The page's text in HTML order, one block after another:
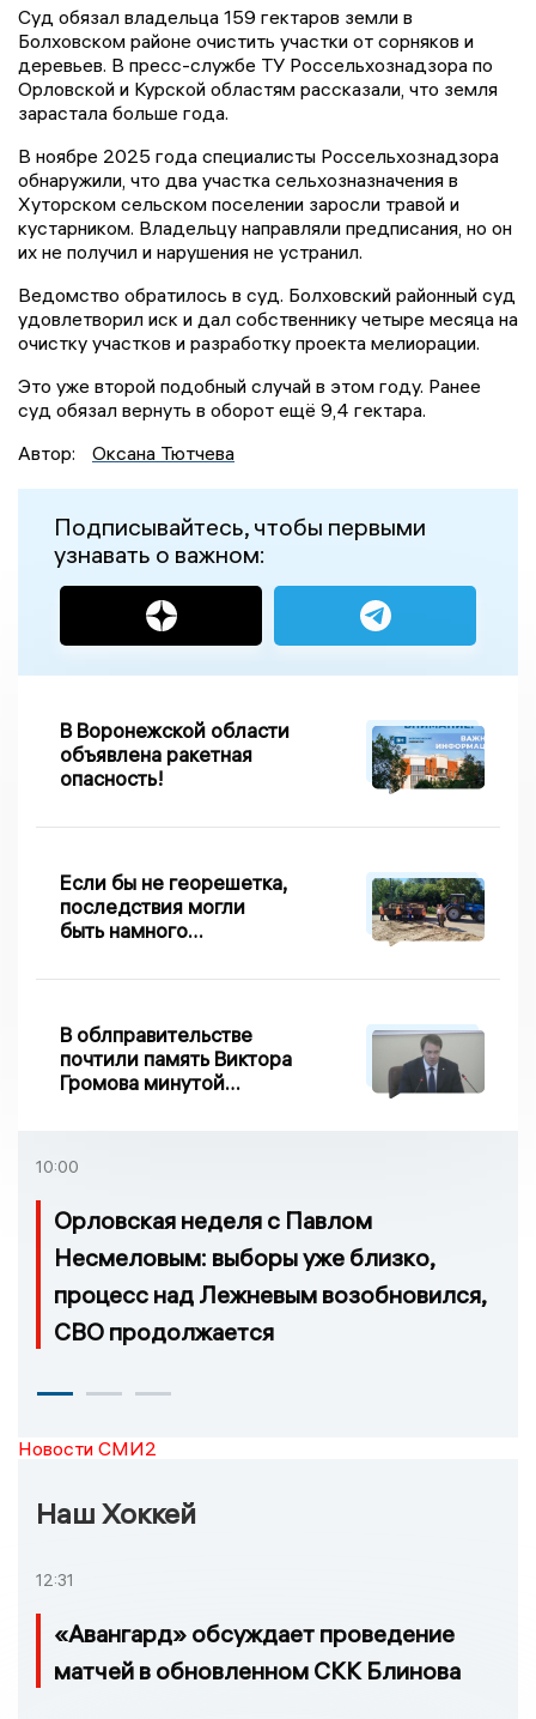
Суд обязал владельца 159 гектаров земли в
Болховском районе очистить участки от сорняков и
деревьев. В пресс-службе ТУ Россельхознадзора по
Орловской и Курской областям рассказали, что земля
зарастала больше года.
В ноябре 2025 года специалисты Россельхознадзора
обнаружили, что два участка сельхозназначения в
Хуторском сельском поселении заросли травой и
кустарником. Владельцу направляли предписания, но он
их не получил и нарушения не устранил.
Ведомство обратилось в суд. Болховский районный суд
удовлетворил иск и дал собственнику четыре месяца на
очистку участков и разработку проекта мелиорации.
Это уже второй подобный случай в этом году. Ранее
суд обязал вернуть в оборот ещё 9,4 гектара.
Автор:
Оксана Тютчева
Подписывайтесь, чтобы первыми
узнавать о важном:
В Воронежской области
объявлена ракетная
опасность!
Если бы не георешетка,
последствия могли
быть намного
сходе песка на
В облправительстве
почтили память Виктора
Громова минутой
10:00
Орловская неделя с Павлом
Несмеловым: выборы уже близко,
процесс над Лежневым возобновился,
СВО продолжается
Новости СМИ2
Наш Хоккей
12:31
«Авангард» обсуждает проведение
матчей в обновленном СКК Блинова